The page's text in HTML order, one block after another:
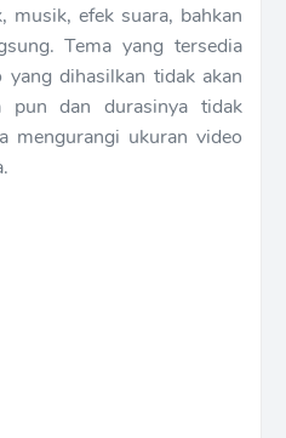
musik, efek suara, bahkan
Tema yang tersedia
dihasilkan tidak akan
pun dan durasinya tidak
mengurangi ukuran video